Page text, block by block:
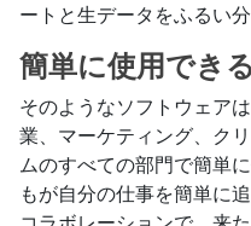
ートと生データをふるい
簡単に使用できる
そのようなソフトウェア
業、マーケティング、ク
ムのすべての部門で簡単
もが自分の仕事を簡単に